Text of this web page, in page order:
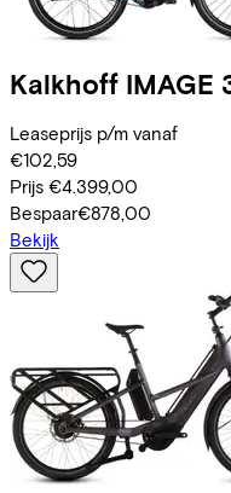
Kalkhoff IMAGE
Leaseprijs p/m vanaf
€102,59
Prijs €4.399,00
Bespaar€878,00
Bekijk